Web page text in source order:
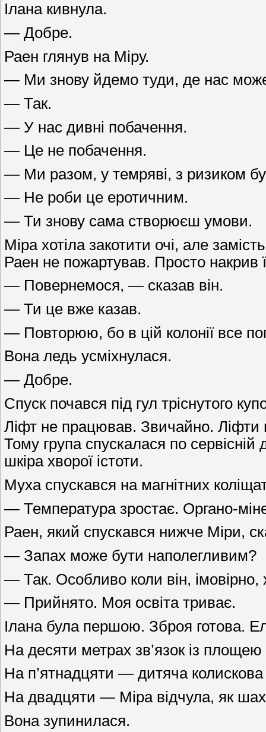
Ілана кивнула.
— Добре.
Раен глянув на Міру.
— Ми знову йдемо туди, де нас може
— Так.
— У нас дивні побачення.
— Це не побачення.
— Ми разом, у темряві, з ризиком
— Не роби це еротичним.
— Ти знову сама створюєш умови.
Міра хотіла закотити очі, але
Раен не пожартував. Просто накрив
— Повернемося, — сказав він.
— Ти це вже казав.
— Повторюю, бо в цій колонії все
Вона ледь усміхнулася.
— Добре.
Спуск почався під гул тріснутого
Ліфт не працював. Звичайно.
Тому група спускалася по
шкіра хворої істоти.
Муха спускався на магнітних
— Температура зростає. Органо-
Раен, який спускався нижче Міри,
— Запах може бути наполегливим?
— Так. Особливо коли він, імовірно,
— Прийнято. Моя освіта триває.
Ілана була першою. Зброя готова.
На десяти метрах зв’язок із
На п’ятнадцяти — дитяча
На двадцяти — Міра відчула, як
Вона зупинилася.